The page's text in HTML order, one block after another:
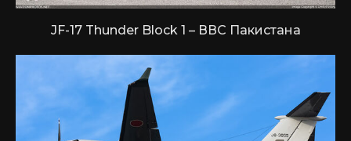
JF-17 Thunder Block 1 – ВВС Пакистана